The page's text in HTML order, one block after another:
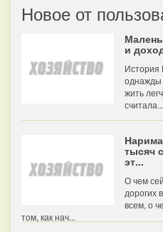
Новое от
и
История
однажды
жить
считала...
тысяч
эт...
О чем
дорогих
всем, о
том, как нач...